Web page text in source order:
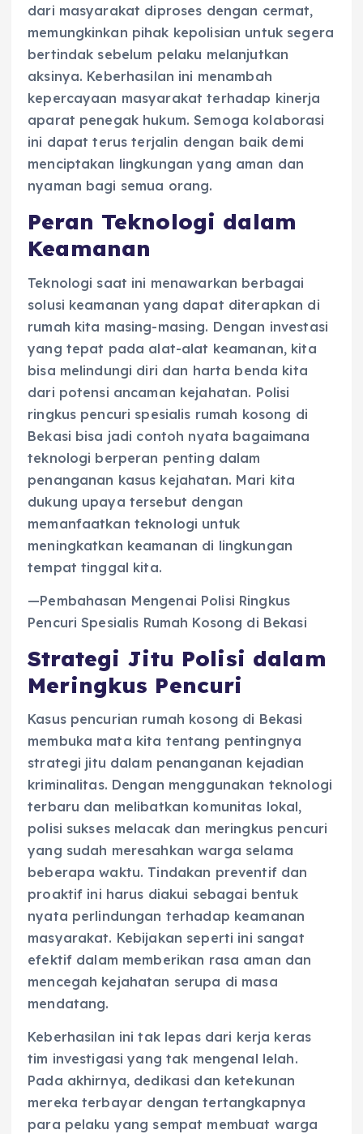
dari masyarakat diproses dengan cermat,
memungkinkan pihak kepolisian untuk segera
bertindak sebelum pelaku melanjutkan
aksinya. Keberhasilan ini menambah
kepercayaan masyarakat terhadap kinerja
aparat penegak hukum. Semoga kolaborasi
ini dapat terus terjalin dengan baik demi
menciptakan lingkungan yang aman dan
nyaman bagi semua orang.
Peran Teknologi dalam
Keamanan
Teknologi saat ini menawarkan berbagai
solusi keamanan yang dapat diterapkan di
rumah kita masing-masing. Dengan investasi
yang tepat pada alat-alat keamanan, kita
bisa melindungi diri dan harta benda kita
dari potensi ancaman kejahatan. Polisi
ringkus pencuri spesialis rumah kosong di
Bekasi bisa jadi contoh nyata bagaimana
teknologi berperan penting dalam
penanganan kasus kejahatan. Mari kita
dukung upaya tersebut dengan
memanfaatkan teknologi untuk
meningkatkan keamanan di lingkungan
tempat tinggal kita.
—Pembahasan Mengenai Polisi Ringkus
Pencuri Spesialis Rumah Kosong di Bekasi
Strategi Jitu Polisi dalam
Meringkus Pencuri
Kasus pencurian rumah kosong di Bekasi
membuka mata kita tentang pentingnya
strategi jitu dalam penanganan kejadian
kriminalitas. Dengan menggunakan teknologi
terbaru dan melibatkan komunitas lokal,
polisi sukses melacak dan meringkus pencuri
yang sudah meresahkan warga selama
beberapa waktu. Tindakan preventif dan
proaktif ini harus diakui sebagai bentuk
nyata perlindungan terhadap keamanan
masyarakat. Kebijakan seperti ini sangat
efektif dalam memberikan rasa aman dan
mencegah kejahatan serupa di masa
mendatang.
Keberhasilan ini tak lepas dari kerja keras
tim investigasi yang tak mengenal lelah.
Pada akhirnya, dedikasi dan ketekunan
mereka terbayar dengan tertangkapnya
para pelaku yang sempat membuat warga